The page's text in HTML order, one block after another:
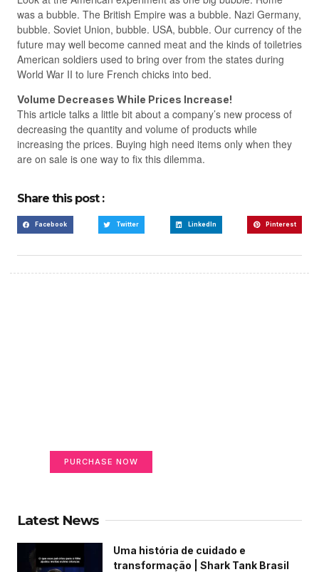
was a bubble. The British Empire was a bubble. Nazi Germany,
bubble. Soviet Union, bubble. USA, bubble. Our currency of the
future may well become canned meat and the kinds of toiletries
American soldiers used to bring over from the states during
World War II to lure French chicks into bed.
Volume Decreases While Prices Increase!
This article talks a little bit about a company’s new process of
decreasing the quantity and volume of products while
increasing the prices. Buying high need items only when they
are on sale is one way to fix this dilemma.
Share this post :
Facebook Twitter LinkedIn Pinterest
PURCHASE NOW
Latest News
Uma história de cuidado e
transformação | Shark Tank Brasil